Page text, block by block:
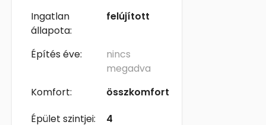
Ingatlan
állapota:
felújított
Építés éve:
nincs
megadva
Komfort:
összkomfort
Épület szintjei:
4